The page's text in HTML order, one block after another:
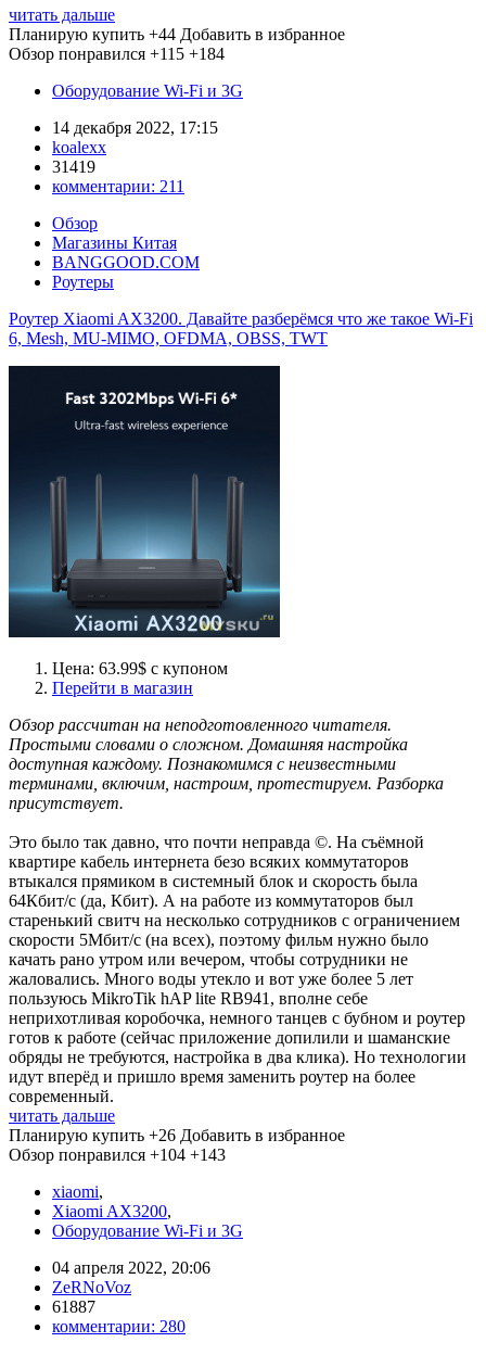
читать дальше
Планирую купить +44 Добавить в избранное
Обзор понравился +115 +184
Оборудование Wi-Fi и 3G
14 декабря 2022, 17:15
koalexx
31419
комментарии: 211
Обзор
Магазины Китая
BANGGOOD.COM
Роутеры
Роутер Xiaomi AX3200. Давайте разберёмся что же такое Wi-Fi
6, Mesh, MU-MIMO, OFDMA, OBSS, TWT
Цена: 63.99$ с купоном
Перейти в магазин
Обзор рассчитан на неподготовленного читателя.
Простыми словами о сложном. Домашняя настройка
доступная каждому. Познакомимся с неизвестными
терминами, включим, настроим, протестируем. Разборка
присутствует.
Это было так давно, что почти неправда ©. На съёмной
квартире кабель интернета безо всяких коммутаторов
втыкался прямиком в системный блок и скорость была
64Кбит/с (да, Кбит). А на работе из коммутаторов был
старенький свитч на несколько сотрудников с ограничением
скорости 5Мбит/с (на всех), поэтому фильм нужно было
качать рано утром или вечером, чтобы сотрудники не
жаловались. Много воды утекло и вот уже более 5 лет
пользуюсь MikroTik hAP lite RB941, вполне себе
неприхотливая коробочка, немного танцев с бубном и роутер
готов к работе (сейчас приложение допилили и шаманские
обряды не требуются, настройка в два клика). Но технологии
идут вперёд и пришло время заменить роутер на более
современный.
читать дальше
Планирую купить +26 Добавить в избранное
Обзор понравился +104 +143
xiaomi,
Xiaomi AX3200,
Оборудование Wi-Fi и 3G
04 апреля 2022, 20:06
ZeRNoVoz
61887
комментарии: 280